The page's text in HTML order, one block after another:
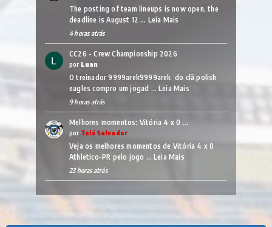
The posting of team lineups is now open, the
deadline is August 12 … Leia Mais
4 horas atrás
CC26 - Crew Championship 2026
por Luan
O treinador 9999arek9999arek do clã polish
eagles compro um jogad … Leia Mais
9 horas atrás
Melhores momentos: Vitória 4 x 0 …
por TelêSalvador
Veja os melhores momentos de Vitória 4 x 0
Athletico-PR pelo jogo … Leia Mais
23 horas atrás